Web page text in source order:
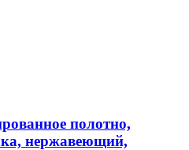
полотно,
нержавеющий,